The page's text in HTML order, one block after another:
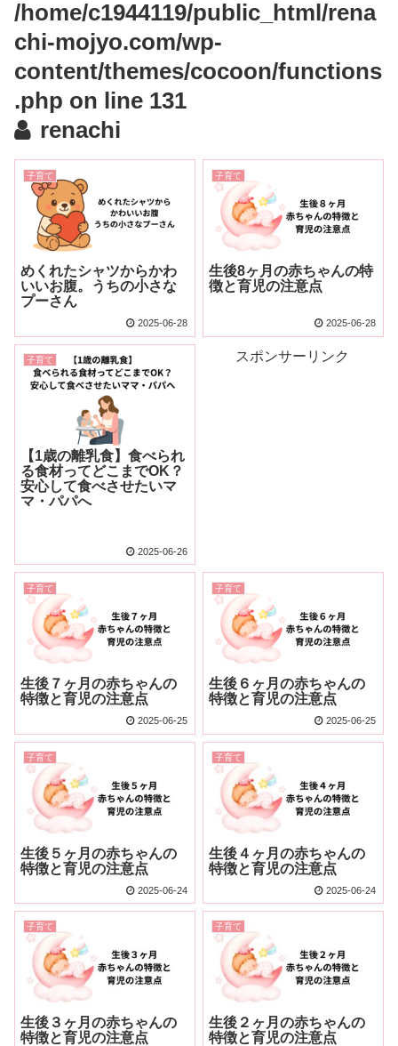
/home/c1944119/public_html/rena
chi-mojyo.com/wp-
content/themes/cocoon/functions
.php on line 131
renachi
子育て
めくれたシャツからかわ
いいお腹。うちの小さな
プーさん
2025-06-28
子育て
生後8ヶ月の赤ちゃんの特
徴と育児の注意点
2025-06-28
子育て
【1歳の離乳食】食べられ
る食材ってどこまでOK？
安心して食べさせたいマ
マ・パパへ
2025-06-26
スポンサーリンク
子育て
生後７ヶ月の赤ちゃんの
特徴と育児の注意点
2025-06-25
子育て
生後６ヶ月の赤ちゃんの
特徴と育児の注意点
2025-06-25
子育て
生後５ヶ月の赤ちゃんの
特徴と育児の注意点
2025-06-24
子育て
生後４ヶ月の赤ちゃんの
特徴と育児の注意点
2025-06-24
子育て
生後３ヶ月の赤ちゃんの
特徴と育児の注意点
子育て
生後２ヶ月の赤ちゃんの
特徴と育児の注意点